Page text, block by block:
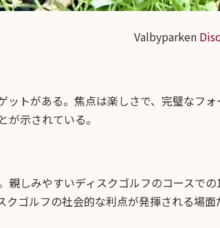
Valbyparken
トがある。焦点は楽しさで、完璧なフォ
示されている。
しみやすいディスクゴルフのコースで
ゴルフの社会的な利点が発揮される場面